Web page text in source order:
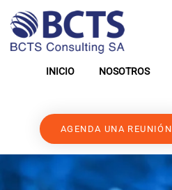
INICIO NOSOTROS
AGENDA UNA REUNIÓN